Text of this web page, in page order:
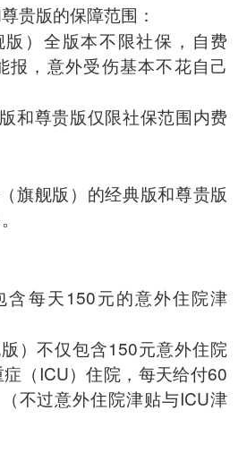
贵版的保障范围：
）全版本不限社保，自费
报，意外受伤基本不花自己
和尊贵版仅限社保范围内费
旗舰版）的经典版和尊贵版
含每天150元的意外住院津
）不仅包含150元意外住院
（ICU）住院，每天给付60
不过意外住院津贴与ICU津